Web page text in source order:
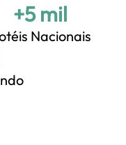
+5 mil
Nacionais